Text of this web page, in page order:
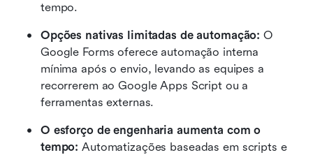
tempo.
Opções nativas limitadas de automação: O
Google Forms oferece automação interna
mínima após o envio, levando as equipes a
recorrerem ao Google Apps Script ou a
ferramentas externas.
O esforço de engenharia aumenta com o
tempo: Automatizações baseadas em scripts e